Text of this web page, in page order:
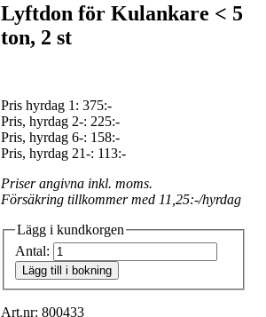
Lyftdon för Kulankare < 5
ton, 2 st
Pris hyrdag 1: 375:-
Pris, hyrdag 2-: 225:-
Pris, hyrdag 6-: 158:-
Pris, hyrdag 21-: 113:-
Priser angivna inkl. moms.
Försäkring tillkommer med 11,25:-/hyrdag
Lägg i kundkorgen
Antal:
Lägg till i bokning
Art.nr: 800433